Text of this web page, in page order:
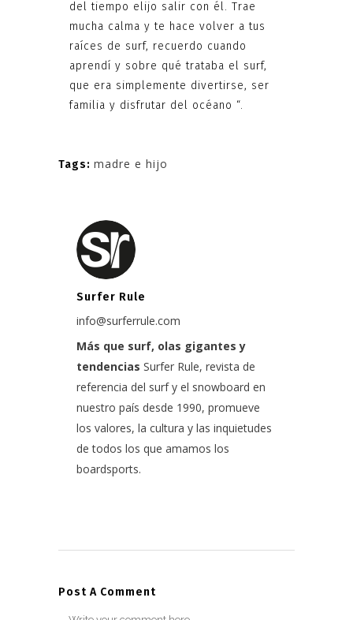
del tiempo elijo salir con él. Trae
mucha calma y te hace volver a tus
raíces de surf, recuerdo cuando
aprendí y sobre qué trataba el surf,
que era simplemente divertirse, ser
familia y disfrutar del océano “.
Tags: madre e hijo
Surfer Rule
info@surferrule.com
Más que surf, olas gigantes y
tendencias Surfer Rule, revista de
referencia del surf y el snowboard en
nuestro país desde 1990, promueve
los valores, la cultura y las inquietudes
de todos los que amamos los
boardsports.
Post A Comment